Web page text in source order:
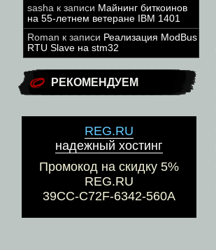
sasha к записи Майнинг биткоинов
на 55-летнем ветеране IBM 1401
Roman к записи Реализация ModBus
RTU Slave на stm32
РЕКОМЕНДУЕМ
REG.RU
надежный хостинг
Промокод на скидку 5%
REG.RU
39CC-C72F-6342-560A